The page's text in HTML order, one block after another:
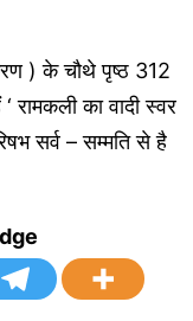
) के चौथे पृष्ठ 312
रामकली का वादी स्वर
सर्व – सम्मति से है